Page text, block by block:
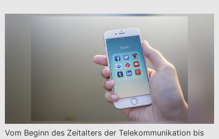
Vom Beginn des Zeitalters der Telekommunikation bis